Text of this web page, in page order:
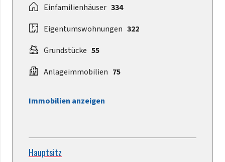
Einfamilienhäuser 334
Eigentumswohnungen 322
Grundstücke 55
Anlageimmobilien 75
Immobilien anzeigen
Hauptsitz